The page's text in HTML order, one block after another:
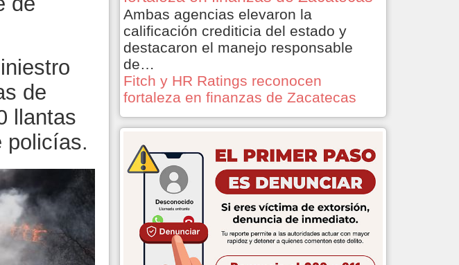
de
llantas
policías.
Ambas agencias elevaron la
calificación crediticia del estado y
destacaron el manejo responsable
de…
Fitch y HR Ratings reconocen
fortaleza en finanzas de Zacatecas